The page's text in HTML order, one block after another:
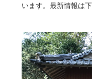
います。最新情報は